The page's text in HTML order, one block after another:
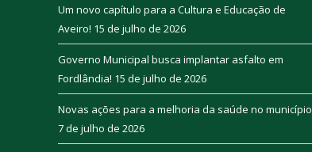
Um novo capítulo para a Cultura e Educação de
Aveiro! 15 de julho de 2026
Governo Municipal busca implantar asfalto em
Fordlândia! 15 de julho de 2026
Novas ações para a melhoria da saúde no município
7 de julho de 2026